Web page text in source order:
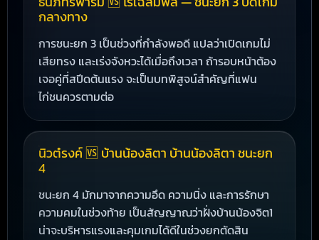
กลางทาง
การชนะยก 3 เป็นช่วงที่กำลังพอดี แปลว่าเปิดเกมไม่
เสียทรง และเร่งจังหวะได้เมื่อถึงเวลา ถ้ารอบหน้าต้อง
เจอคู่ที่สปีดต้นแรง จะเป็นบทพิสูจน์สำคัญที่แฟน
ไก่ชนควรตามต่อ
นิวต๋รงค์ 🆚 บ้านน้องลิตา บ้านน้องลิตา ชนะยก
4
ชนะยก 4 มักมาจากความอึด ความนิ่ง และการรักษา
ความคมในช่วงท้าย เป็นสัญญาณว่าฝั่งบ้านน้องจิต1
น่าจะบริหารแรงและคุมเกมได้ดีในช่วงยกตัดสิน